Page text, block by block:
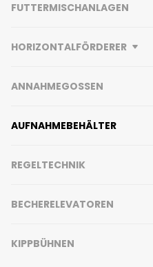
FUTTERMISCHANLAGEN
HORIZONTALFÖRDERER
ANNAHMEGOSSEN
AUFNAHMEBEHÄLTER
REGELTECHNIK
BECHERELEVATOREN
KIPPBÜHNEN